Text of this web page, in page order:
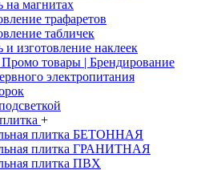
на магнитах
трафаретов
табличек
и изготовление наклеек
товары | Брендирование
электропитания
+
плитка БЕТОННАЯ
плитка ГРАНИТНАЯ
плитка ПВХ